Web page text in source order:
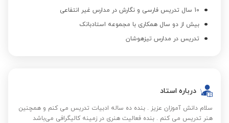
10 سال تدریس فارسی و نگارش در مدارس غیر انتفاعی
بیش از دو سال همکاری با مجموعه استادبانک
تدریس در مدارس تیزهوشان
درباره استاد
سلام دانش آموزان عزیز . بنده ده ساله ادبیات تدریس می کنم و همچنین
هنر تدریس می کنم . بنده فعالیت هنری در زمینه کالیگرافی می‌باشد